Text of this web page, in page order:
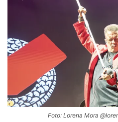
Foto: Lorena Mora